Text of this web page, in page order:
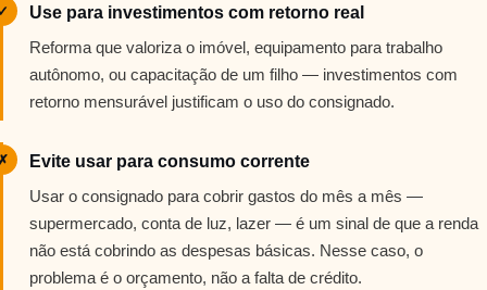
Use para investimentos com retorno real
Reforma que valoriza o imóvel, equipamento para trabalho
autônomo, ou capacitação de um filho — investimentos com
retorno mensurável justificam o uso do consignado.
Evite usar para consumo corrente
Usar o consignado para cobrir gastos do mês a mês —
supermercado, conta de luz, lazer — é um sinal de que a renda
não está cobrindo as despesas básicas. Nesse caso, o
problema é o orçamento, não a falta de crédito.